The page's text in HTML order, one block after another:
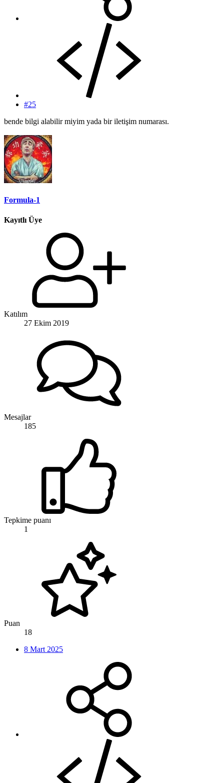
#25
bende bilgi alabilir miyim yada bir iletişim numarası.
Formula-1
Kayıtlı Üye
Katılım
27 Ekim 2019
Mesajlar
185
Tepkime puanı
1
Puan
18
8 Mart 2025